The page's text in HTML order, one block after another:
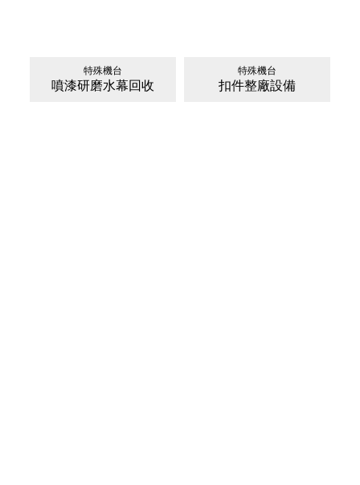
特殊機台
扣件整廠設備
特殊機台
噴漆研磨水幕回收